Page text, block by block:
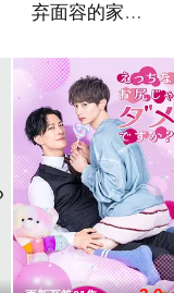
弃面容的家政